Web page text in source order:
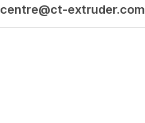
centre@ct-extruder.com